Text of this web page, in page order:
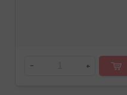
- +